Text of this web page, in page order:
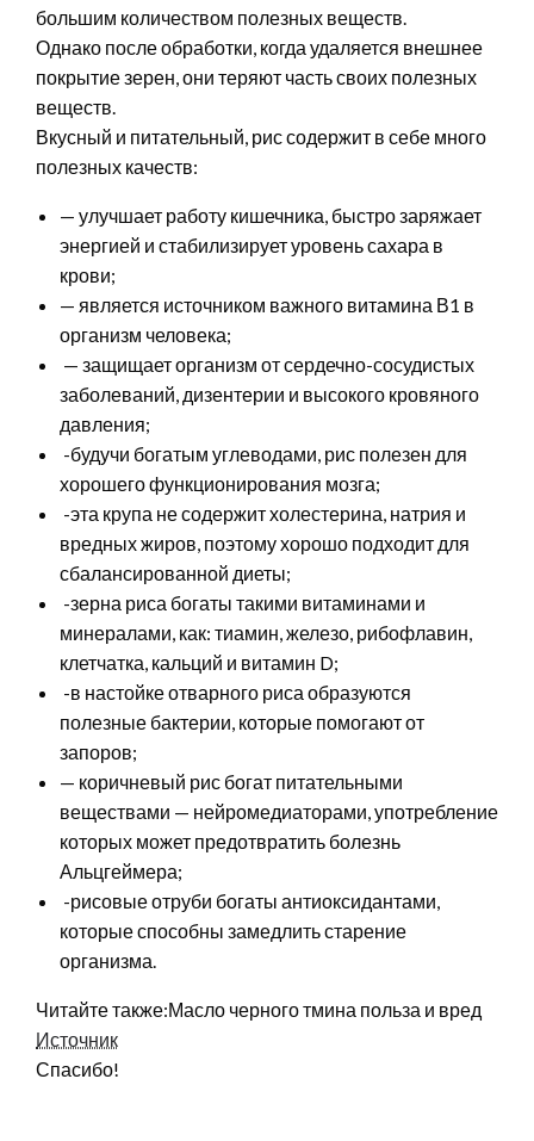
большим количеством полезных веществ.
Однако после обработки, когда удаляется внешнее
покрытие зерен, они теряют часть своих полезных
веществ.
Вкусный и питательный, рис содержит в себе много
полезных качеств:
— улучшает работу кишечника, быстро заряжает
энергией и стабилизирует уровень сахара в
крови;
— является источником важного витамина В1 в
организм человека;
— защищает организм от сердечно-сосудистых
заболеваний, дизентерии и высокого кровяного
давления;
-будучи богатым углеводами, рис полезен для
хорошего функционирования мозга;
-эта крупа не содержит холестерина, натрия и
вредных жиров, поэтому хорошо подходит для
сбалансированной диеты;
-зерна риса богаты такими витаминами и
минералами, как: тиамин, железо, рибофлавин,
клетчатка, кальций и витамин D;
-в настойке отварного риса образуются
полезные бактерии, которые помогают от
запоров;
— коричневый рис богат питательными
веществами — нейромедиаторами, употребление
которых может предотвратить болезнь
Альцгеймера;
-рисовые отруби богаты антиоксидантами,
которые способны замедлить старение
организма.
Читайте также:Масло черного тмина польза и вред
Источник
Спасибо!